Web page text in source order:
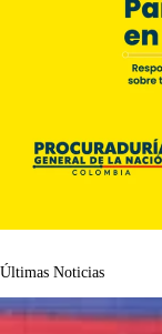
Últimas Noticias